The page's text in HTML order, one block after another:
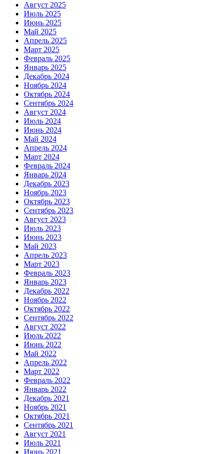
Август 2025
Июль 2025
Июнь 2025
Май 2025
Апрель 2025
Март 2025
Февраль 2025
Январь 2025
Декабрь 2024
Ноябрь 2024
Октябрь 2024
Сентябрь 2024
Август 2024
Июль 2024
Июнь 2024
Май 2024
Апрель 2024
Март 2024
Февраль 2024
Январь 2024
Декабрь 2023
Ноябрь 2023
Октябрь 2023
Сентябрь 2023
Август 2023
Июль 2023
Июнь 2023
Май 2023
Апрель 2023
Март 2023
Февраль 2023
Январь 2023
Декабрь 2022
Ноябрь 2022
Октябрь 2022
Сентябрь 2022
Август 2022
Июль 2022
Июнь 2022
Май 2022
Апрель 2022
Март 2022
Февраль 2022
Январь 2022
Декабрь 2021
Ноябрь 2021
Октябрь 2021
Сентябрь 2021
Август 2021
Июль 2021
Июнь 2021